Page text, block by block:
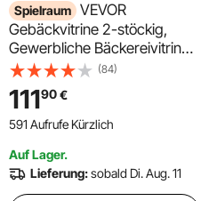
Spielraum VEVOR
Gebäckvitrine 2-stöckig,
Gewerbliche Bäckereivitrine
aus Transparentem Acryl,
Thekenvitrine mit Schiebetür
& Abnehmbarer Trennwand
für Kekse, Desserts und
Schwarz
(84)
11190€
591 Aufrufe Kürzlich
Auf Lager.
Lieferung:sobald Di. Aug. 11